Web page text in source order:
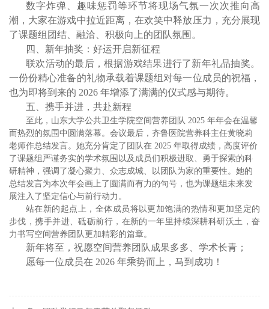
数字炸弹、趣味惩罚等环节将现场气氛一次次推向高
潮，大家在游戏中拉近距离，在欢笑中释放压力，充分展现
了课题组团结、融洽、积极向上的团队氛围。
四、新年抽奖：好运开启新征程
联欢活动的最后，根据游戏结果进行了新年礼品抽奖。
一份份精心准备的礼物承载着课题组对每一位成员的祝福，
也为即将到来的 2026 年增添了满满的仪式感与期待。
五、携手并进，共赴新程
至此，山东大学公共卫生学院空间营养团队 2025 年年会在温馨
而热烈的氛围中圆满落幕。会议最后，齐鲁医院营养科主任黄晓莉
老师作总结发言。她充分肯定了团队在 2025 年取得成绩，高度评价
了课题组严谨务实的学术氛围以及成员们积极进取、勇于探索的科
研精神，强调了凝心聚力、众志成城、以团队为家的重要性。她的
总结发言为本次年会画上了圆满而有力的句号，也为课题组未来发
展注入了坚定信心与前行动力。
站在新的起点上，全体成员将以更加饱满的热情和更加坚定的
步伐，携手并进、砥砺前行，在新的一年里持续深耕科研沃土，奋
力书写空间营养团队更加精彩的篇章。
新年将至，祝愿空间营养团队成果多多、学术长青；
愿每一位成员在 2026 年乘势而上，马到成功！